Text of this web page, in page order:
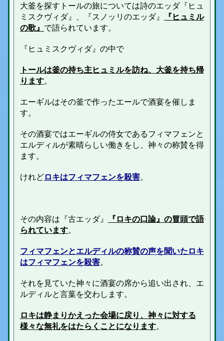
大釜を探すトールの旅については詩のエッダ『 ヒュ
ミスクヴィダ』、
『スノッリのエッダ』
『ヒュミル
の歌』 で語られています。
『 ヒュミスクヴィダ』の中で
トールは釜の持ち主ヒュミルを訪ね、大釜を持ち帰
ります。
エーギルはその釜で作ったエールで酒宴を催しま
す。
その酒宴ではエーギルの侍女であるフィマフェンと
エルディルが素晴らしい働きをし、神々の称賛を得
ます。
けれどロキはフィマフェンを殺害。
その内容は 『古エッダ』
『ロキの口論』の冒頭で語
られています。
フィマフェンとエルディルの称賛の声を聞いたロキ
はフィマフェンを殺害。
それを見ていた神々に酒宴の席から追い出され、エ
ルディルと言葉を交わします。
ロキは静まりかえった会場に戻り、神々に対する
様々な無礼をはたらくことになります。